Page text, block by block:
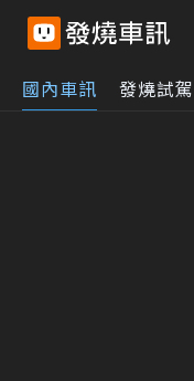
國內車訊 發燒試駕